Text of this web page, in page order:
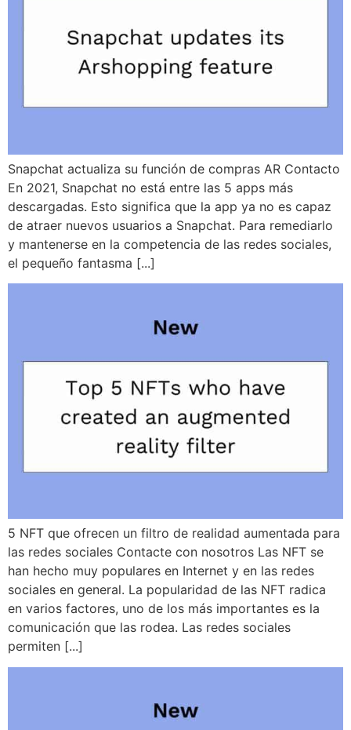
Snapchat actualiza su función de compras AR Contacto
En 2021, Snapchat no está entre las 5 apps más
descargadas. Esto significa que la app ya no es capaz
de atraer nuevos usuarios a Snapchat. Para remediarlo
y mantenerse en la competencia de las redes sociales,
el pequeño fantasma [...]
5 NFT que ofrecen un filtro de realidad aumentada para
las redes sociales Contacte con nosotros Las NFT se
han hecho muy populares en Internet y en las redes
sociales en general. La popularidad de las NFT radica
en varios factores, uno de los más importantes es la
comunicación que las rodea. Las redes sociales
permiten [...]